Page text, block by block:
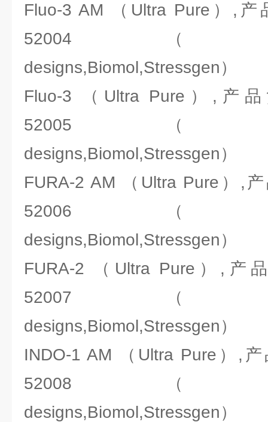
Fluo-3 AM （Ultra Pure）,
52004（
designs,Biomol,Stressgen）
Fluo-3 （Ultra Pure）,产
52005（
designs,Biomol,Stressgen）
FURA-2 AM （Ultra Pure）,
52006（
designs,Biomol,Stressgen）
FURA-2 （Ultra Pure）,产
52007（
designs,Biomol,Stressgen）
INDO-1 AM （Ultra Pure）,
52008（
designs,Biomol,Stressgen）